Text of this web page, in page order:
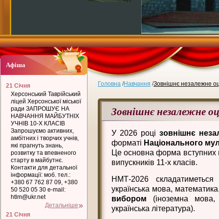
Головна /Навчання /Зовнішнє незалежне
Зовнішнє незалежне
У 2026 році зовнішнє
форматі Національного
Це основна форма вступних
випускників 11-х класів.
НМТ-2026
українська мова,
вибором (іноземна мова,
українська література).
Афіша
21 Січня
Херсонський Таврійський
ліцей Херсонської міської
ради ЗАПРОШУЄ НА
НАВЧАННЯ МАЙБУТНІХ
УЧНІВ 10-Х КЛАСІВ
Запрошуємо активних,
амбітних і творчих учнів,
які прагнуть знань,
розвитку та впевненого
старту в майбутнє.
Контакти для детальної
інформації: моб. тел.:
+380 67 762 87 09, +380
50 520 05 30 e-mail:
htlm@ukr.net
Детальніше
21 Січня